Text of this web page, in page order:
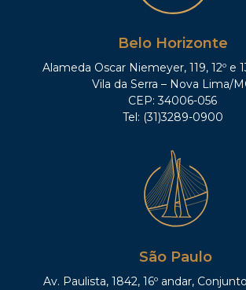
Belo Horizonte
Alameda Oscar Niemeyer, 119, 12º e
Vila da Serra – Nova Lima/
CEP: 34006-056
Tel: (31)3289-0900
São Paulo
Av. Paulista, 1842, 16º andar,